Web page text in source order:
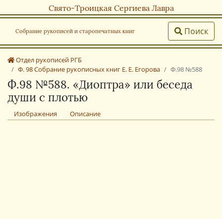
Свято-Троицкая Сергиева Лавра
Собрание рукописей и старопечатных книг Поиск
Отдел рукописей РГБ
Ф. 98 Собрание рукописных книг Е. Е. Егорова
Ф.98 №588
Ф.98 №588. «Диоптра» или беседа
души с плотью
Изображения Описание